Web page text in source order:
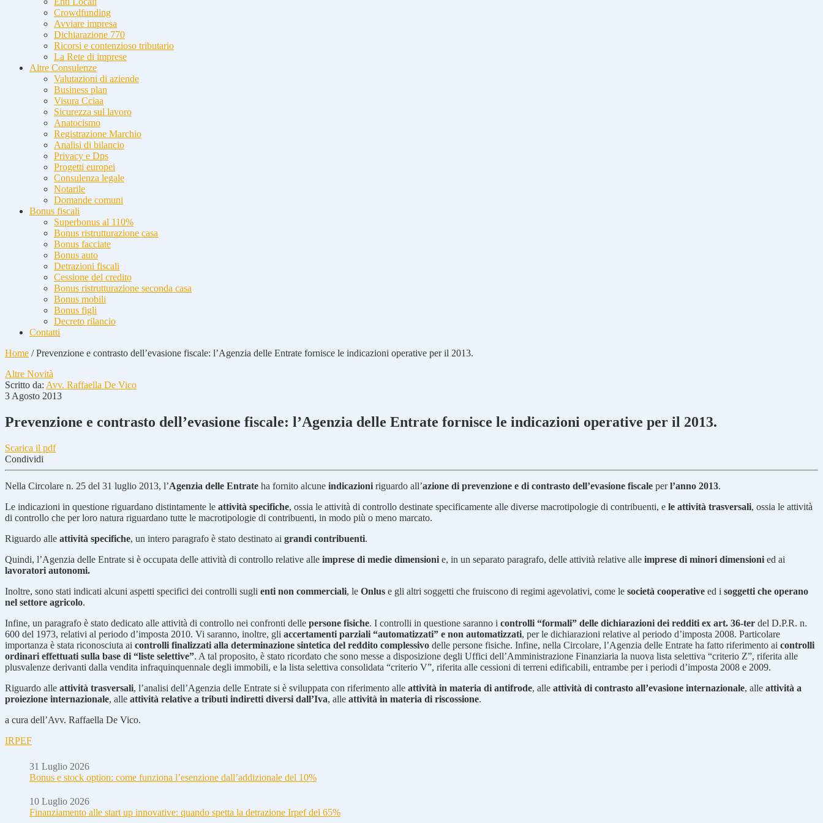
Crowdfunding
Avviare impresa
Dichiarazione 770
Ricorsi e contenzioso tributario
La Rete di imprese
Altre Consulenze
Valutazioni di aziende
Business plan
Visura Cciaa
Sicurezza sul lavoro
Anatocismo
Registrazione Marchio
Analisi di bilancio
Privacy e Dps
Progetti europei
Consulenza legale
Notarile
Domande comuni
Bonus fiscali
Superbonus al 110%
Bonus ristrutturazione casa
Bonus facciate
Bonus auto
Detrazioni fiscali
Cessione del credito
Bonus ristrutturazione seconda casa
Bonus mobili
Bonus figli
Decreto rilancio
Contatti
Home /Prevenzione e contrasto dell’evasione fiscale: l’Agenzia delle Entrate fornisce le indicazioni operative per il 2013.
Altre Novità
Scritto da: Avv. Raffaella De Vico
3 Agosto 2013
Prevenzione e contrasto dell’evasione fiscale: l’Agenzia delle Entrate fornisce le indicazioni operative per il 2013.
Scarica il pdf
Condividi
Nella Circolare n. 25 del 31 luglio 2013, l’Agenzia delle Entrate ha fornito alcune indicazioni riguardo all’azione di prevenzione e di contrasto dell’evasione fiscale perl’anno 2013.
Le indicazioni in questione riguardano distintamente le attività specifiche, ossia le attività di controllo destinate specificamente alle diverse macrotipologie di contribuenti, e le attività trasversali, ossia le attività
di controllo che per loro natura riguardano tutte le macrotipologie di contribuenti, in modo più o meno marcato.
Riguardo alle attività specifiche, un intero paragrafo è stato destinato ai grandi contribuenti.
Quindi, l’Agenzia delle Entrate si è occupata delle attività di controllo relative alle imprese di medie dimensioni e, in un separato paragrafo, delle attività relative alle imprese di minori dimensioni ed ai
lavoratori autonomi.
Inoltre, sono stati indicati alcuni aspetti specifici dei controlli sugli enti non commerciali, le Onlus e gli altri soggetti che fruiscono di regimi agevolativi, come le società cooperative ed i soggetti che operano
nel settore agricolo.
Infine, un paragrafo è stato dedicato alle attività di controllo nei confronti delle persone fisiche. I controlli in questione saranno i controlli “formali” delle dichiarazioni dei redditi ex art. 36-ter del D.P.R. n.
600 del 1973, relativi al periodo d’imposta 2010. Vi saranno, inoltre, gli accertamenti parziali “automatizzati” e non automatizzati, per le dichiarazioni relative al periodo d’imposta 2008. Particolare
importanza è stata riconosciuta ai controlli finalizzati alla determinazione sintetica del reddito complessivo delle persone fisiche. Infine, nella Circolare, l’Agenzia delle Entrate ha fatto riferimento ai controlli
ordinari effettuati sulla base di “liste selettive”. A tal proposito, è stato ricordato che sono messe a disposizione degli Uffici dell’Amministrazione Finanziaria la nuova lista selettiva “criterio Z”, riferita alle
plusvalenze derivanti dalla vendita infraquinquennale degli immobili, e la lista selettiva consolidata “criterio V”, riferita alle cessioni di terreni edificabili, entrambe per i periodi d’imposta 2008 e 2009.
Riguardo alle attività trasversali, l’analisi dell’Agenzia delle Entrate si è sviluppata con riferimento alle attività in materia di antifrode, alle attività di contrasto all’evasione internazionale, alle attività a
proiezione internazionale, alle attività relative a tributi indiretti diversi dall’Iva, alle attività in materia di riscossione.
a cura dell’Avv. Raffaella De Vico.
IRPEF
31 Luglio 2026
Bonus e stock option: come funziona l’esenzione dall’addizionale del 10%
10 Luglio 2026
Finanziamento alle start up innovative: quando spetta la detrazione Irpef del 65%